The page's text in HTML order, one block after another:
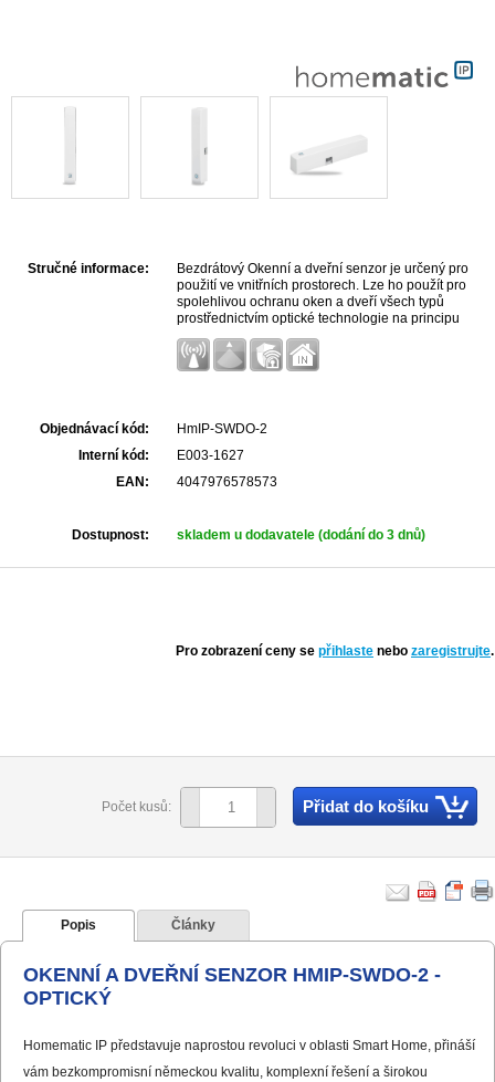
Stručné informace:
Bezdrátový Okenní a dveřní senzor je určený pro
použití ve vnitřních prostorech. Lze ho použít pro
spolehlivou ochranu oken a dveří všech typů
prostřednictvím optické technologie na principu
infračervené světelné bariéry. Napájení 1x AAA
baterie.
Objednávací kód:
HmIP-SWDO-2
Interní kód:
E003-1627
EAN:
4047976578573
Dostupnost: skladem u dodavatele (dodání do 3 dnů)
Pro zobrazení ceny se přihlaste nebo zaregistrujte.
Počet kusů: Přidat do košíku
Popis Články
OKENNÍ A DVEŘNÍ SENZOR HMIP-SWDO-2 -
OPTICKÝ
Homematic IP představuje naprostou revoluci v oblasti Smart Home, přináší
vám bezkompromisní německou kvalitu, komplexní řešení a širokou